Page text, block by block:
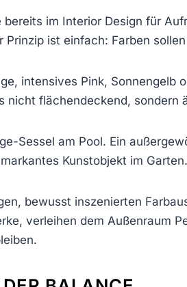
bereits im Interior Design für
Prinzip ist einfach: Farben
intensives Pink, Sonnengelb
nicht flächendeckend, sondern
Sessel am Pool. Ein
Kunstobjekt im Garten.
bewusst inszenierten
verleihen dem Außenraum